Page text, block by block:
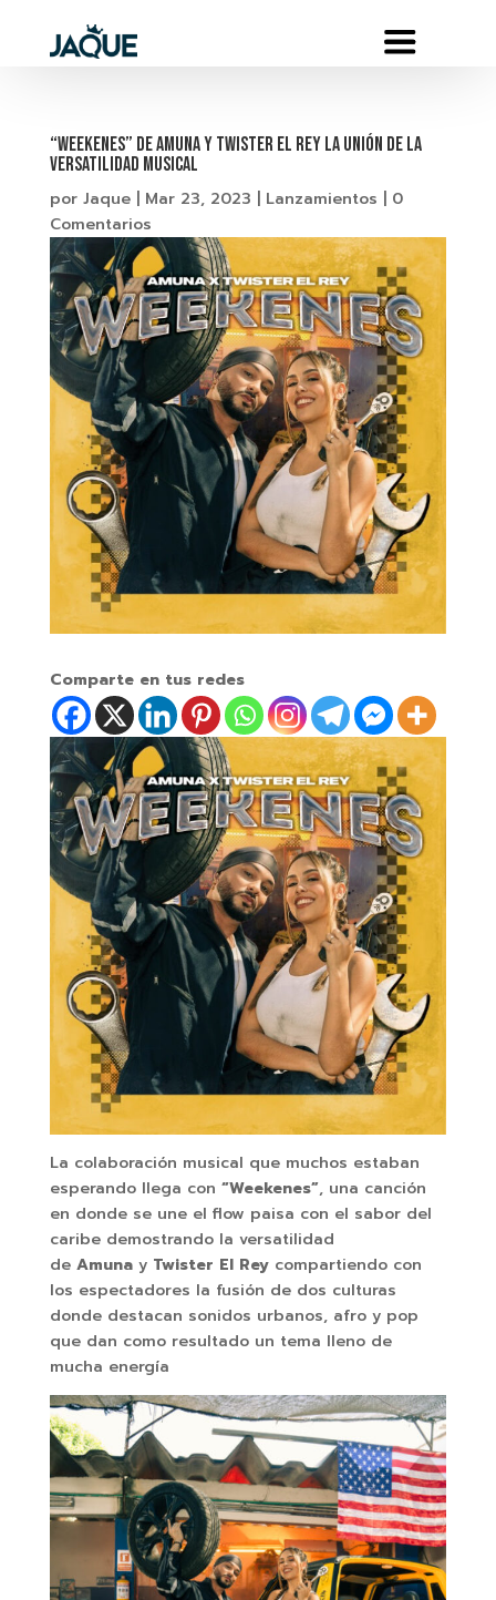
“Weekenes” de Amuna y Twister El Rey la unión de la
versatilidad musical
por Jaque| Mar 23, 2023 Lanzamientos
0
Comentarios
Comparte en tus redes
La colaboración musical que muchos estaban
esperando llega con “Weekenes”, una canción
en donde se une el flow paisa con el sabor del
caribe demostrando la versatilidad
de Amuna y Twister El Reycompartiendo con
los espectadores la fusión de dos culturas
donde destacan sonidos urbanos, afro y pop
que dan como resultado un tema lleno de
mucha energía